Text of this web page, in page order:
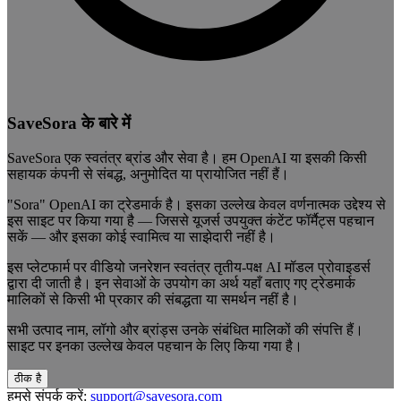
SaveSora के बारे में
SaveSora एक स्वतंत्र ब्रांड और सेवा है। हम OpenAI या इसकी किसी
सहायक कंपनी से संबद्ध, अनुमोदित या प्रायोजित नहीं हैं।
"Sora" OpenAI का ट्रेडमार्क है। इसका उल्लेख केवल वर्णनात्मक उद्देश्य से
इस साइट पर किया गया है — जिससे यूजर्स उपयुक्त कंटेंट फॉर्मैट्स पहचान
सकें — और इसका कोई स्वामित्व या साझेदारी नहीं है।
इस प्लेटफार्म पर वीडियो जनरेशन स्वतंत्र तृतीय-पक्ष AI मॉडल प्रोवाइडर्स
द्वारा दी जाती है। इन सेवाओं के उपयोग का अर्थ यहाँ बताए गए ट्रेडमार्क
मालिकों से किसी भी प्रकार की संबद्धता या समर्थन नहीं है।
सभी उत्पाद नाम, लॉगो और ब्रांड्स उनके संबंधित मालिकों की संपत्ति हैं।
साइट पर इनका उल्लेख केवल पहचान के लिए किया गया है।
ठीक है
हमसे संपर्क करें: support@savesora.com